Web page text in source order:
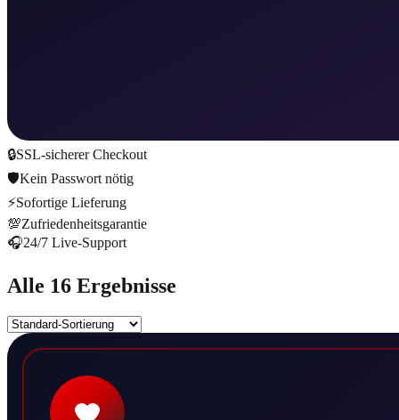
🔒SSL-sicherer Checkout
🛡️Kein Passwort nötig
⚡Sofortige Lieferung
💯Zufriedenheitsgarantie
🎧24/7 Live-Support
Alle 16 Ergebnisse